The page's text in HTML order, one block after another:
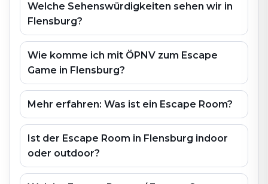
Welche Sehenswürdigkeiten sehen wir in
Flensburg?
Wie komme ich mit ÖPNV zum Escape
Game in Flensburg?
Mehr erfahren: Was ist ein Escape Room?
Ist der Escape Room in Flensburg indoor
oder outdoor?